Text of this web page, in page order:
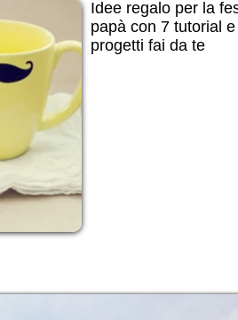
Idee regalo per la
papà con 7 tutorial
progetti fai da te